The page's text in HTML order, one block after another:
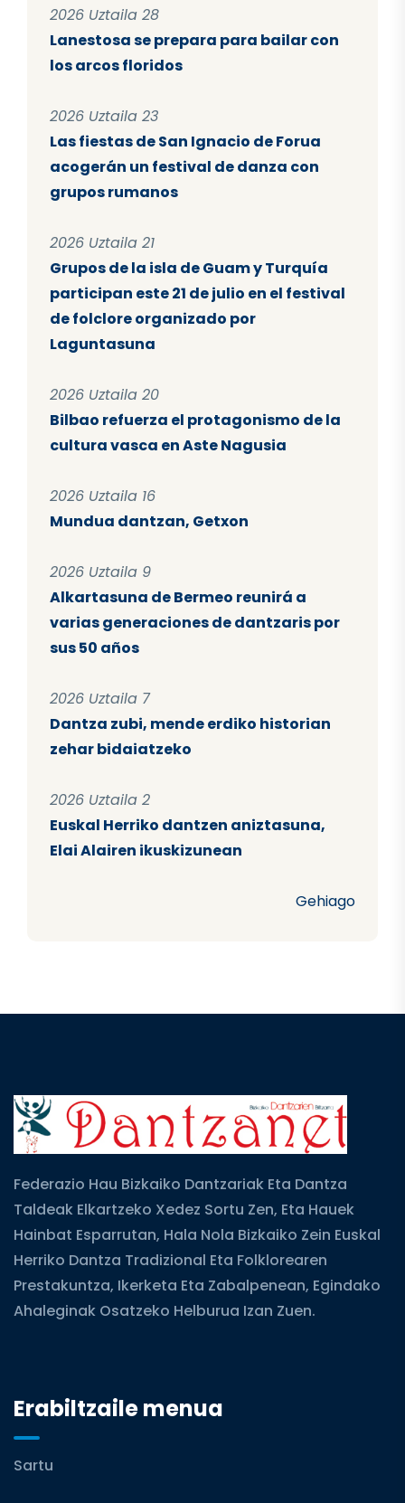
2026 Uztaila 28
Lanestosa se prepara para bailar con
los arcos floridos
2026 Uztaila 23
Las fiestas de San Ignacio de Forua
acogerán un festival de danza con
grupos rumanos
2026 Uztaila 21
Grupos de la isla de Guam y Turquía
participan este 21 de julio en el festival
de folclore organizado por
Laguntasuna
2026 Uztaila 20
Bilbao refuerza el protagonismo de la
cultura vasca en Aste Nagusia
2026 Uztaila 16
Mundua dantzan, Getxon
2026 Uztaila 9
Alkartasuna de Bermeo reunirá a
varias generaciones de dantzaris por
sus 50 años
2026 Uztaila 7
Dantza zubi, mende erdiko historian
zehar bidaiatzeko
2026 Uztaila 2
Euskal Herriko dantzen aniztasuna,
Elai Alairen ikuskizunean
Gehiago
Federazio Hau Bizkaiko Dantzariak Eta Dantza
Taldeak Elkartzeko Xedez Sortu Zen, Eta Hauek
Hainbat Esparrutan, Hala Nola Bizkaiko Zein Euskal
Herriko Dantza Tradizional Eta Folklorearen
Prestakuntza, Ikerketa Eta Zabalpenean, Egindako
Ahaleginak Osatzeko Helburua Izan Zuen.
Erabiltzaile menua
Sartu